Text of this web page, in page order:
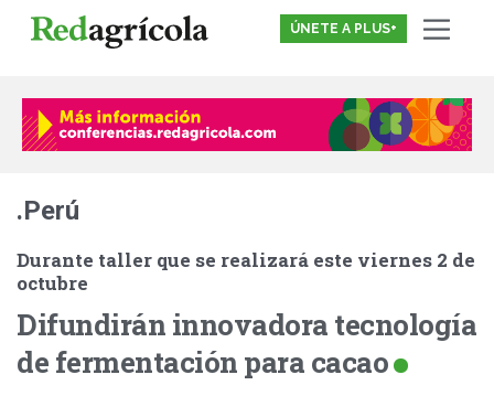
ÚNETE A PLUS+
.Perú
Durante taller que se realizará este viernes 2 de
octubre
Difundirán innovadora tecnología
de fermentación para cacao